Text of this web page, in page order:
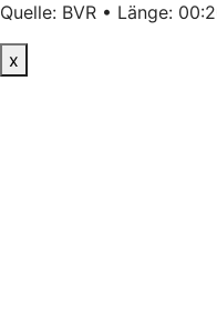
Quelle: BVR • Länge:
x